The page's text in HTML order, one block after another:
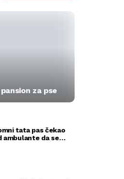
za pse
tata pas čekao
ambulante da se